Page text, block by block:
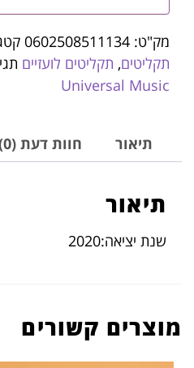
מק"ט: 0602508511134
תקליטים, תקליטים לועזיים
Universal Music
תיאור חוות דעת (0)
תיאור
שנת יציאה:2020
מוצרים קשורים